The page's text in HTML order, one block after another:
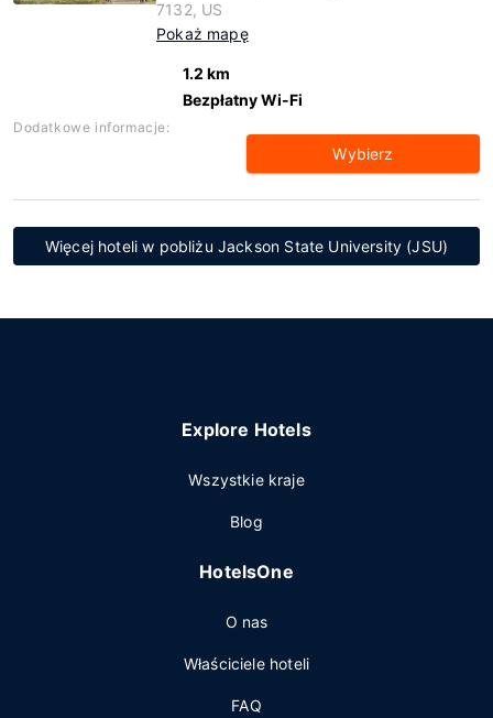
7132, US
Pokaż mapę
1.2 km
Bezpłatny Wi-Fi
Dodatkowe informacje:
Wybierz
Więcej hoteli w pobliżu Jackson State University (JSU)
Explore Hotels
Wszystkie kraje
Blog
HotelsOne
O nas
Właściciele hoteli
FAQ